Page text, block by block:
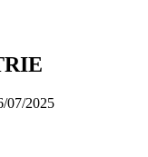
07/2025